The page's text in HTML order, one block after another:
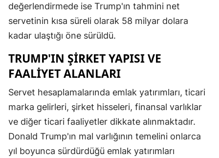
Muğla
Muş
Ordu
Rize
Sakarya
değerlendirmede ise Trump'ın tahmini net
servetinin kısa süreli olarak 58 milyar dolara
kadar ulaştığı öne sürüldü.
TRUMP'IN ŞIRKET YAPISI VE
FAALIYET ALANLARI
Servet hesaplamalarında emlak yatırımları, ticari
marka gelirleri, şirket hisseleri, finansal varlıklar
ve diğer ticari faaliyetler dikkate alınmaktadır.
Donald Trump'ın mal varlığının temelini onlarca
yıl boyunca sürdürdüğü emlak yatırımları